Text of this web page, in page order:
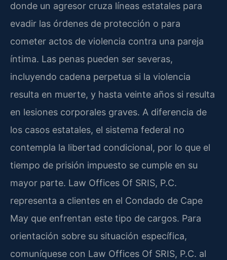
donde un agresor cruza líneas estatales para
evadir las órdenes de protección o para
cometer actos de violencia contra una pareja
íntima. Las penas pueden ser severas,
incluyendo cadena perpetua si la violencia
resulta en muerte, y hasta veinte años si resulta
en lesiones corporales graves. A diferencia de
los casos estatales, el sistema federal no
contempla la libertad condicional, por lo que el
tiempo de prisión impuesto se cumple en su
mayor parte. Law Offices Of SRIS, P.C.
representa a clientes en el Condado de Cape
May que enfrentan este tipo de cargos. Para
orientación sobre su situación específica,
comuníquese con Law Offices Of SRIS, P.C. al